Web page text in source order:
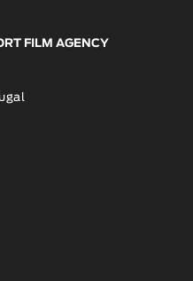
FILM AGENCY